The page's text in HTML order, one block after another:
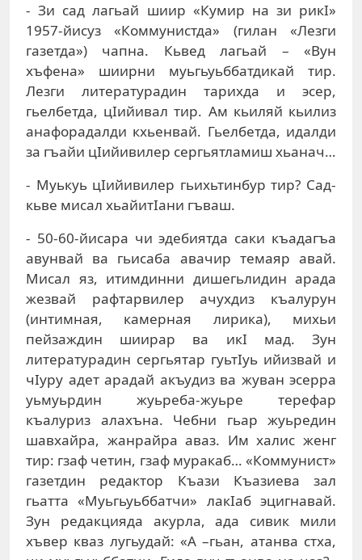
- Зи сад лагьай шиир «Кумир на зи рикI»
1957-йисуз «Коммунистда» (гилан «Лезги
газетда») чапна. Кьвед лагьай – «Вун
хъфена» шиирни муьгьуьббатдикай тир.
Лезги литературадин тарихда и эсер,
гьелбетда, цIийивал тир. Ам кьиляй кьилиз
анафорадалди кхьенвай. Гьелбетда, идалди
за гъайи цIийивилер сергьятламиш хьанач…
- Муькуь цIийивилер гьихьтинбур тир? Сад-
кьве мисал хьайитIани гъваш.
- 50-60-йисара чи эдебиятда саки къадагъа
авунвай ва гьисаба авачир темаяр авай.
Мисал яз, итимдинни дишегьлидин арада
жезвай рафтарвилер ачухдиз къалурун
(интимная, камерная лирика), михьи
пейзаждин шиирар ва икI мад. Зун
литературадин сергьятар гуьтIуь ийизвай и
чIуру адет арадай акъудиз ва жуван эсерра
уьмуьрдин жуьреба-жуьре терефар
къалуриз алахъна. Чебни гьар жуьредин
шавхайра, жанрайра аваз. Им халис женг
тир: гзаф четин, гзаф муракаб… «Коммунист»
газетдин редактор Къази Къазиева зал
гьатта «Муьгьуьббатчи» лакIаб эцигнавай.
Зун редакцияда акурла, ада сивик мили
хъвер кваз лугьудай: «А –гьан, атанва стха,